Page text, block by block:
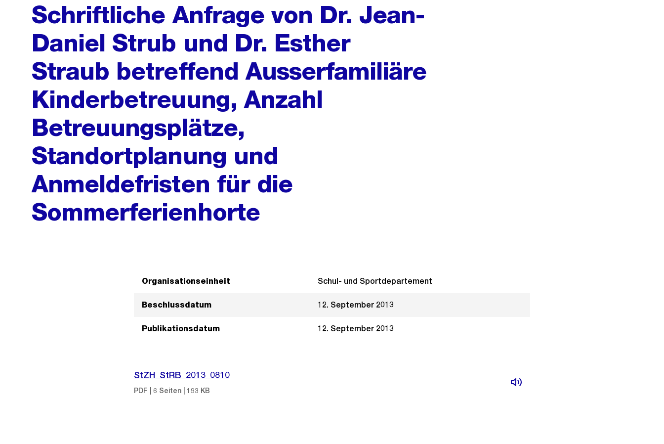
Schriftliche Anfrage von Dr. Jean-
Daniel Strub und Dr. Esther
Straub betreffend Ausserfamiliäre
Kinderbetreuung, Anzahl
Betreuungsplätze,
Standortplanung und
Anmeldefristen für die
Sommerferienhorte
Organisationseinheit Schul- und Sportdepartement
Beschlussdatum 12. September 2013
Publikationsdatum 12. September 2013
StZH_StRB_2013_0810
PDF | 6 Seiten | 193 KB